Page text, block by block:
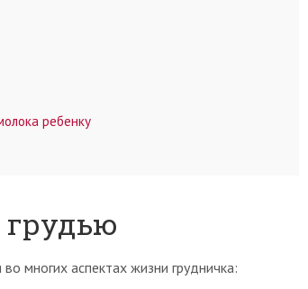
ребенку
грудью
многих аспектах жизни грудничка: